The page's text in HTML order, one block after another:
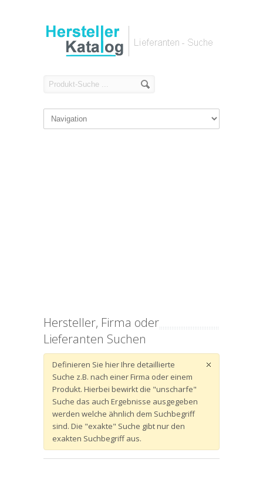
Hersteller, Firma oder
Lieferanten Suchen
Definieren Sie hier Ihre detaillierte
Suche z.B. nach einer Firma oder einem
Produkt. Hierbei bewirkt die "unscharfe"
Suche das auch Ergebnisse ausgegeben
werden welche ähnlich dem Suchbegriff
sind. Die "exakte" Suche gibt nur den
exakten Suchbegriff aus.